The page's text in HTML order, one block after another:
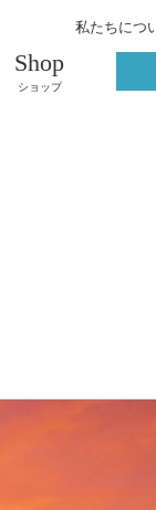
Shop
ショップ
私たちにつ